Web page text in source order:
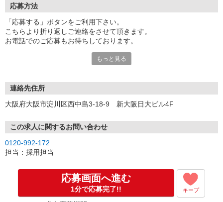
応募方法
「応募する」ボタンをご利用下さい。
こちらより折り返しご連絡をさせて頂きます。
お電話でのご応募もお待ちしております。
※現地での面談対応も可能です。もっと見る
連絡先住所
大阪府大阪市淀川区西中島3-18-9 新大阪日大ビル4F
この求人に関するお問い合わせ
0120-992-172
担当：採用担当
応募画面へ進む
1分で応募完了!! キープ